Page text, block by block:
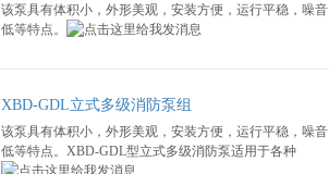
该泵具有体积小，外形美观，安装方便，运行平稳，噪音
低等特点。
XBD-GDL立式多级消防泵组
该泵具有体积小，外形美观，安装方便，运行平稳，噪音
低等特点。XBD-GDL型立式多级消防泵适用于各种